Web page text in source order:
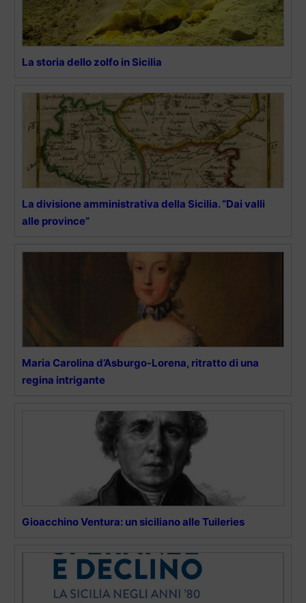
La storia dello zolfo in Sicilia
La divisione amministrativa della Sicilia. “Dai valli
alle province”
Maria Carolina d’Asburgo-Lorena, ritratto di una
regina intrigante
Gioacchino Ventura: un siciliano alle Tuileries